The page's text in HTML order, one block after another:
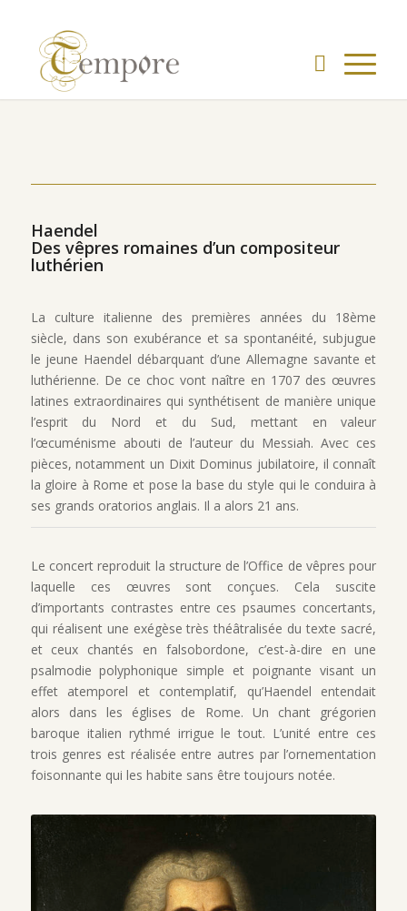
Haendel
Des vêpres romaines d’un compositeur
luthérien
La culture italienne des premières années du 18ème
siècle, dans son exubérance et sa spontanéité, subjugue
le jeune Haendel débarquant d’une Allemagne savante et
luthérienne. De ce choc vont naître en 1707 des œuvres
latines extraordinaires qui synthétisent de manière unique
l’esprit du Nord et du Sud, mettant en valeur
l’œcuménisme abouti de l’auteur du Messiah. Avec ces
pièces, notamment un Dixit Dominus jubilatoire, il connaît
la gloire à Rome et pose la base du style qui le conduira à
ses grands oratorios anglais. Il a alors 21 ans.
Le concert reproduit la structure de l’Office de vêpres pour
laquelle ces œuvres sont conçues. Cela suscite
d’importants contrastes entre ces psaumes concertants,
qui réalisent une exégèse très théâtralisée du texte sacré,
et ceux chantés en falsobordone, c’est-à-dire en une
psalmodie polyphonique simple et poignante visant un
effet atemporel et contemplatif, qu’Haendel entendait
alors dans les églises de Rome. Un chant grégorien
baroque italien rythmé irrigue le tout. L’unité entre ces
trois genres est réalisée entre autres par l’ornementation
foisonnante qui les habite sans être toujours notée.